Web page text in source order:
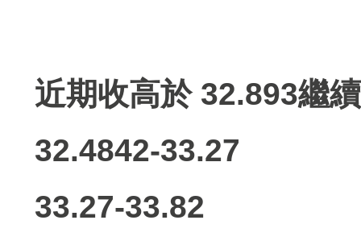
近期收高於 32.893繼
32.4842-33.27
33.27-33.82